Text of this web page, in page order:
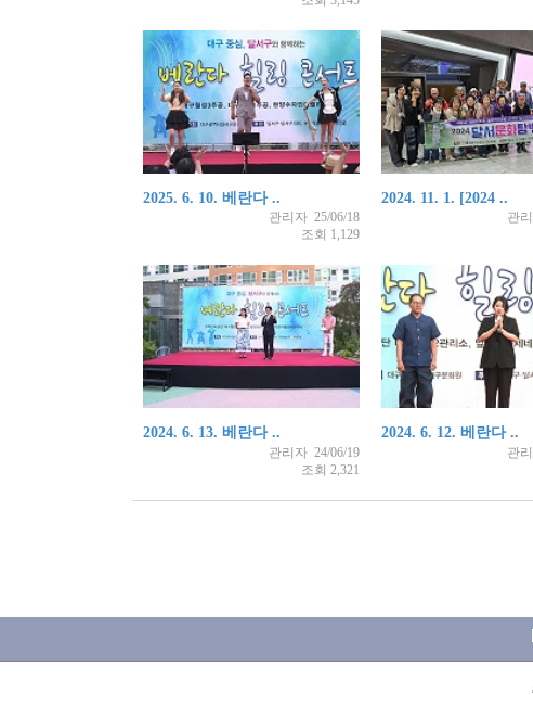
2025. 6. 10. 베란다 ..
관리자 25/06/18
조회 1,129
2024. 11. 1. [2024 ..
관
2024. 6. 13. 베란다 ..
관리자 24/06/19
조회 2,321
2024. 6. 12. 베란다 ..
관